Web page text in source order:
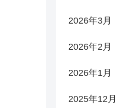
2026年3月
2026年2月
2026年1月
2025年12月